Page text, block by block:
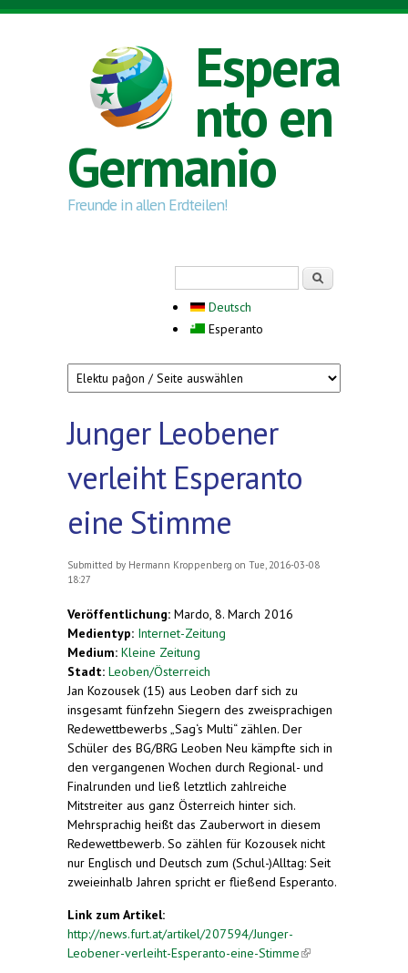
Skip to main content
Espera
nto en
Germanio
Freunde in allen Erdteilen!
Deutsch
Esperanto
Junger Leobener
verleiht Esperanto
eine Stimme
Submitted by Hermann Kroppenberg on Tue, 2016-03-08
18:27
Veröffentlichung: Mardo, 8. March 2016
Medientyp: Internet-Zeitung
Medium: Kleine Zeitung
Stadt: Leoben/Österreich
Jan Kozousek (15) aus Leoben darf sich zu
insgesamt fünfzehn Siegern des zweisprachigen
Redewettbewerbs „Sag‘s Multi“ zählen. Der
Schüler des BG/BRG Leoben Neu kämpfte sich in
den vergangenen Wochen durch Regional- und
Finalrunden und ließ letztlich zahlreiche
Mitstreiter aus ganz Österreich hinter sich.
Mehrsprachig heißt das Zauberwort in diesem
Redewettbewerb. So zählen für Kozousek nicht
nur Englisch und Deutsch zum (Schul-)Alltag: Seit
zweieinhalb Jahren spricht er fließend Esperanto.
Link zum Artikel:
http://news.furt.at/artikel/207594/Junger-
Leobener-verleiht-Esperanto-eine-Stimme(link is